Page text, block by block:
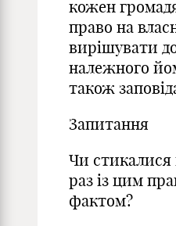
кожен
право на
вирішувати
належного
також
Запитання
Чи стикалися
раз із цим
фактом?